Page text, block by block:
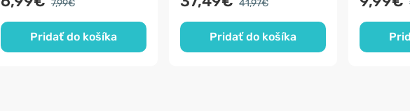
7,99€
Pridať do košíka
41,97€
Pridať do košíka